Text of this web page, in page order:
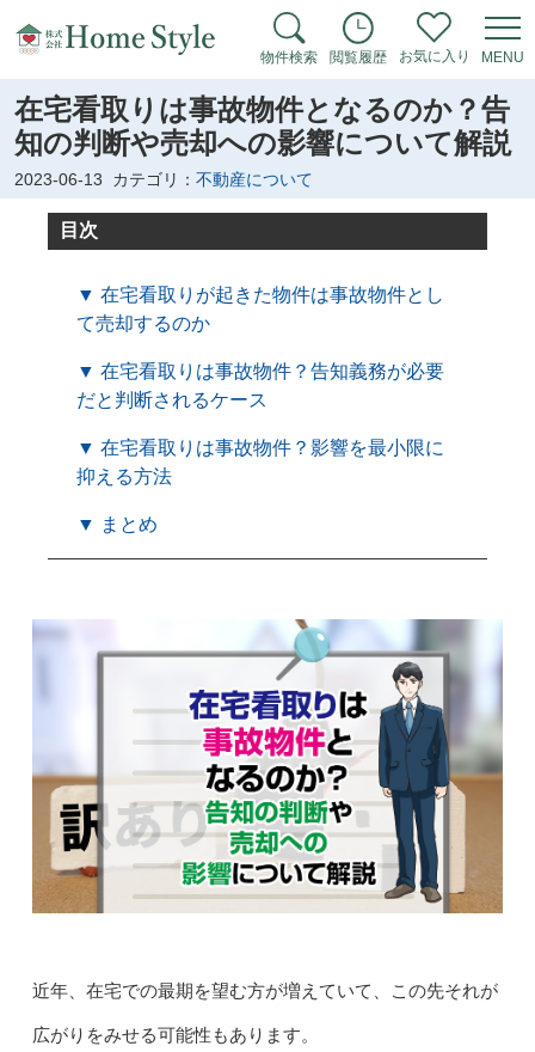
物件検索 閲覧履歴 お気に入り MENU
在宅看取りは事故物件となるのか？告
知の判断や売却への影響について解説
2023-06-13 カテゴリ： 不動産について
目次
▼ 在宅看取りが起きた物件は事故物件とし
て売却するのか
▼ 在宅看取りは事故物件？告知義務が必要
だと判断されるケース
▼ 在宅看取りは事故物件？影響を最小限に
抑える方法
▼ まとめ
近年、在宅での最期を望む方が増えていて、この先それが
広がりをみせる可能性もあります。